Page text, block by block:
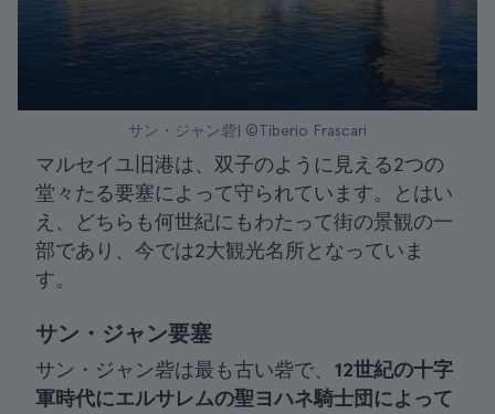
サン・ジャン砦| ©Tiberio Frascari
マルセイユ旧港は、双子のように見える2つの
堂々たる要塞によって守られています。とはい
え、どちらも何世紀にもわたって街の景観の一
部であり、今では2大観光名所となっていま
す。
サン・ジャン要塞
サン・ジャン砦は最も古い砦で、 12世紀の十字
軍時代にエルサレムの聖ヨハネ騎士団によって